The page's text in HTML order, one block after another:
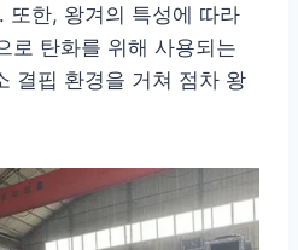
또한, 왕겨의 특성에 따라
로 탄화를 위해 사용되는
결핍 환경을 거쳐 점차 왕